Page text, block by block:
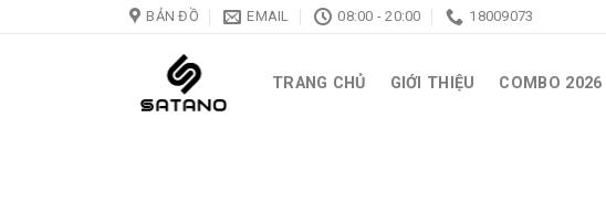
BẢN ĐỒ EMAIL 08:00 - 20:00 18009073
TRANG CHỦ GIỚI THIỆU COMBO 2026